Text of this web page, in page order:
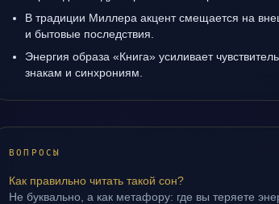
В традиции Миллера акцент смещается на
и бытовые последствия.
Энергия образа «Книга» усиливает
знакам и синхрониям.
ВОПРОСЫ
Как правильно читать такой сон?
Не буквально, а как метафору: где вы теряете